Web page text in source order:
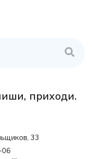
приходи.
33